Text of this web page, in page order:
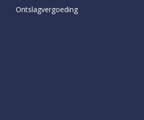
Ontslagvergoeding